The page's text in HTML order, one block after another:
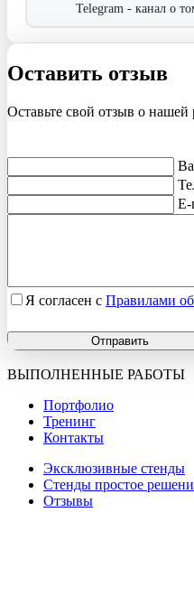
Telegram - канал о том,
Оставить отзыв
Оставьте свой отзыв о нашей
E-
Я согласен с Правилами
Отправить
ВЫПОЛНЕННЫЕ РАБОТЫ
Портфолио
Тренинг
Контакты
Эксклюзивные стенды
Стенды простое
Отзывы